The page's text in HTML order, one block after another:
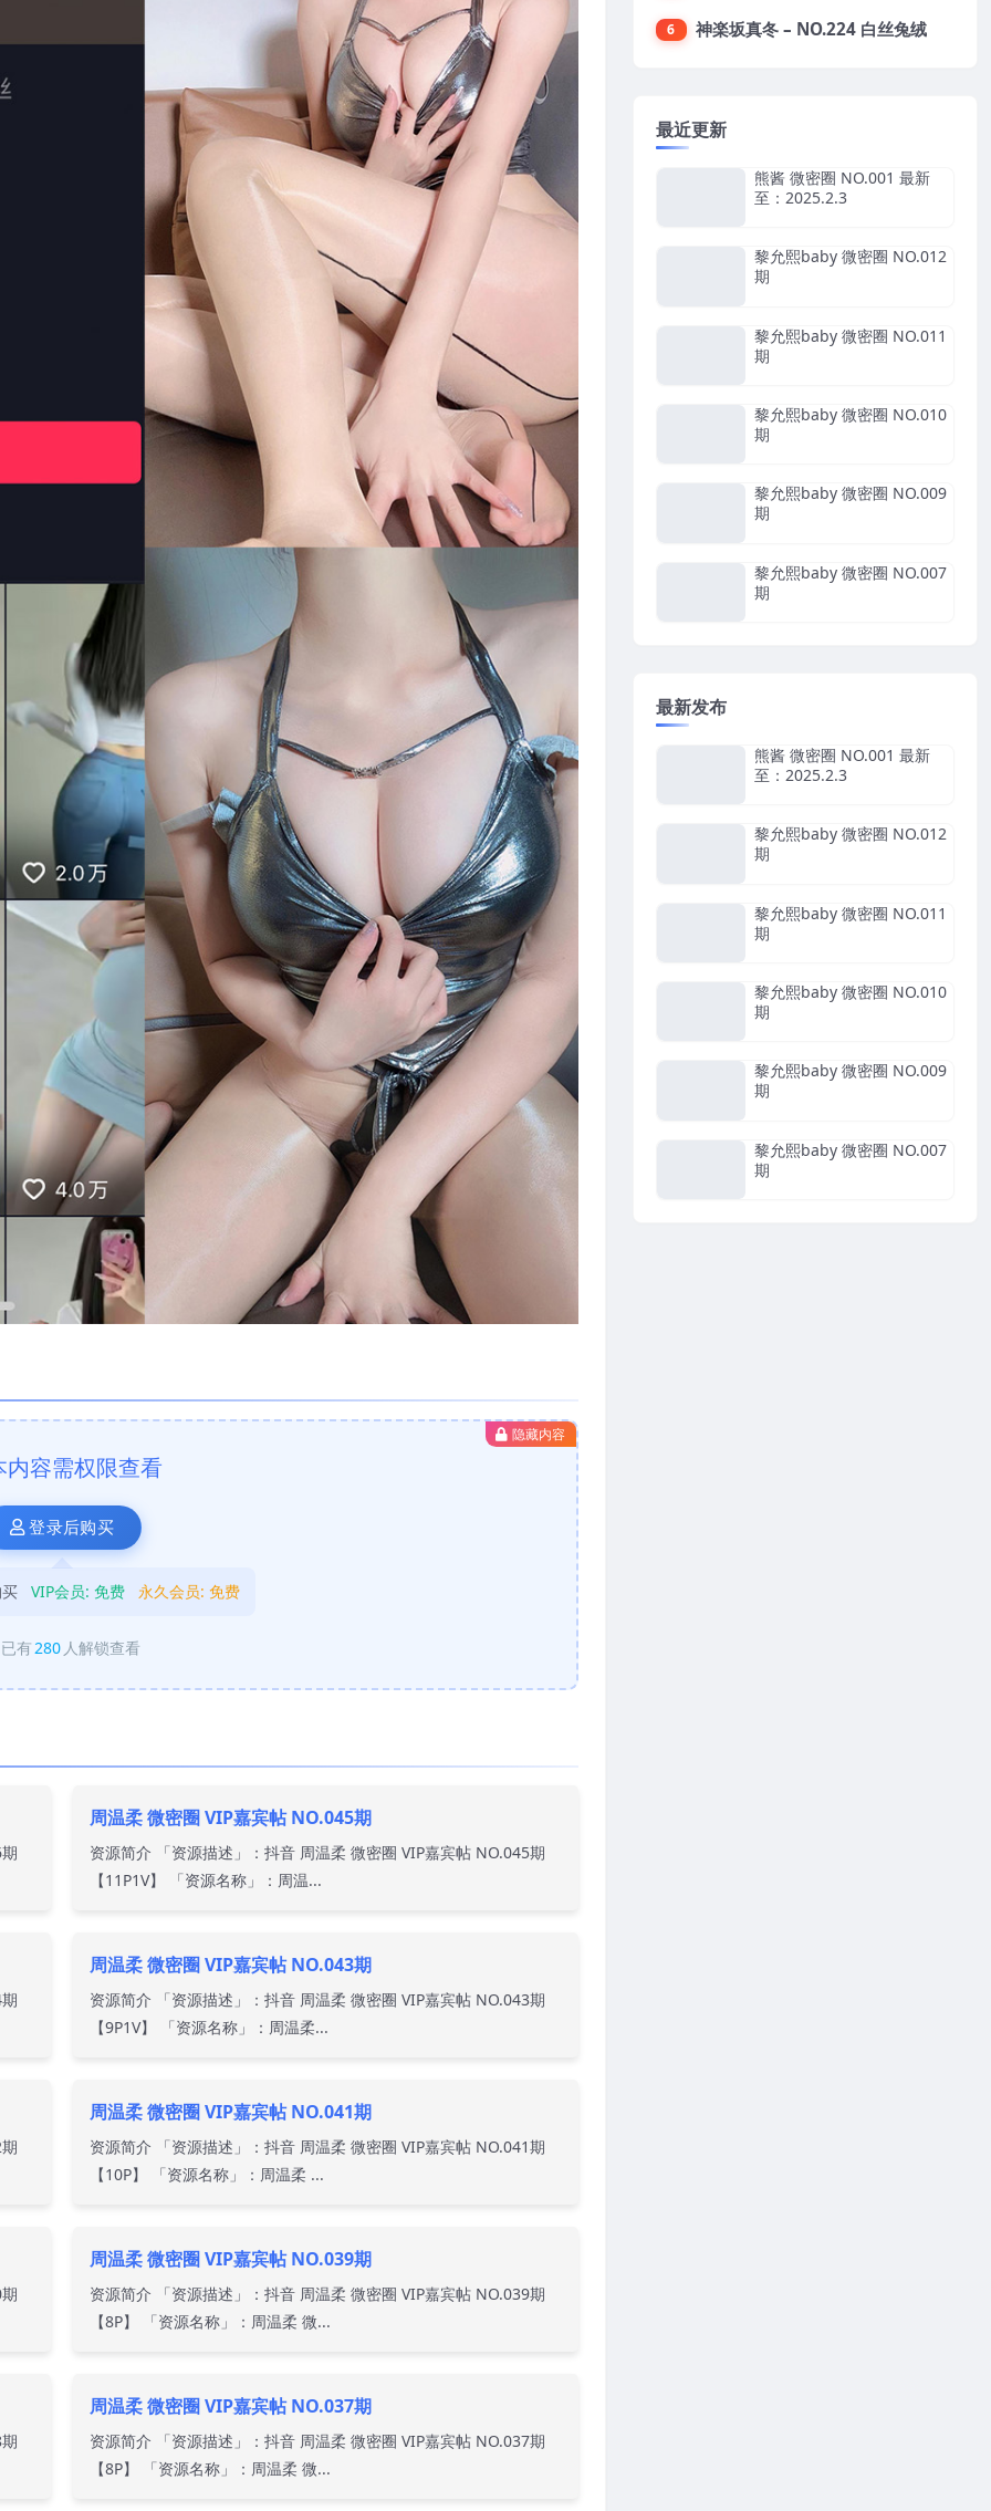
隐藏内容
内容需权限查看
登录后购买
VIP会员: 免费 永久会员: 免费
已有280 人解锁查看
周温柔 微密圈 VIP嘉宾帖 NO.045期
资源简介 「资源描述」：抖音 周温柔 微密圈 VIP嘉宾帖 NO.045期
【11P1V】 「资源名称」：周温...
周温柔 微密圈 VIP嘉宾帖 NO.043期
资源简介 「资源描述」：抖音 周温柔 微密圈 VIP嘉宾帖 NO.043期
【9P1V】 「资源名称」：周温柔...
周温柔 微密圈 VIP嘉宾帖 NO.041期
资源简介 「资源描述」：抖音 周温柔 微密圈 VIP嘉宾帖 NO.041期
【10P】 「资源名称」：周温柔 ...
周温柔 微密圈 VIP嘉宾帖 NO.039期
资源简介 「资源描述」：抖音 周温柔 微密圈 VIP嘉宾帖 NO.039期
【8P】 「资源名称」：周温柔 微...
周温柔 微密圈 VIP嘉宾帖 NO.037期
资源简介 「资源描述」：抖音 周温柔 微密圈 VIP嘉宾帖 NO.037期
【8P】 「资源名称」：周温柔 微...
6 神楽坂真冬 – NO.224 白丝兔绒
最近更新
熊酱 微密圈 NO.001 最新
至：2025.2.3
黎允熙baby 微密圈 NO.012
期
黎允熙baby 微密圈 NO.011
期
黎允熙baby 微密圈 NO.010
期
黎允熙baby 微密圈 NO.009
期
黎允熙baby 微密圈 NO.007
期
最新发布
熊酱 微密圈 NO.001 最新
至：2025.2.3
黎允熙baby 微密圈 NO.012
期
黎允熙baby 微密圈 NO.011
期
黎允熙baby 微密圈 NO.010
期
黎允熙baby 微密圈 NO.009
期
黎允熙baby 微密圈 NO.007
期